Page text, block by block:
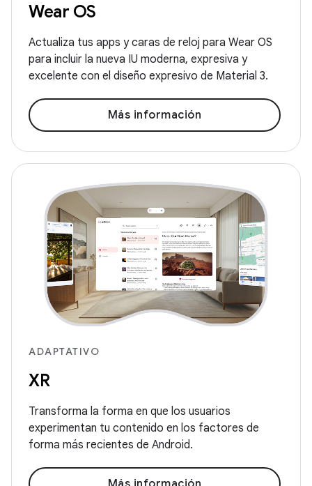
Wear OS
Actualiza tus apps y caras de reloj para Wear OS
para incluir la nueva IU moderna, expresiva y
excelente con el diseño expresivo de Material 3.
Más información
ADAPTATIVO
XR
Transforma la forma en que los usuarios
experimentan tu contenido en los factores de
forma más recientes de Android.